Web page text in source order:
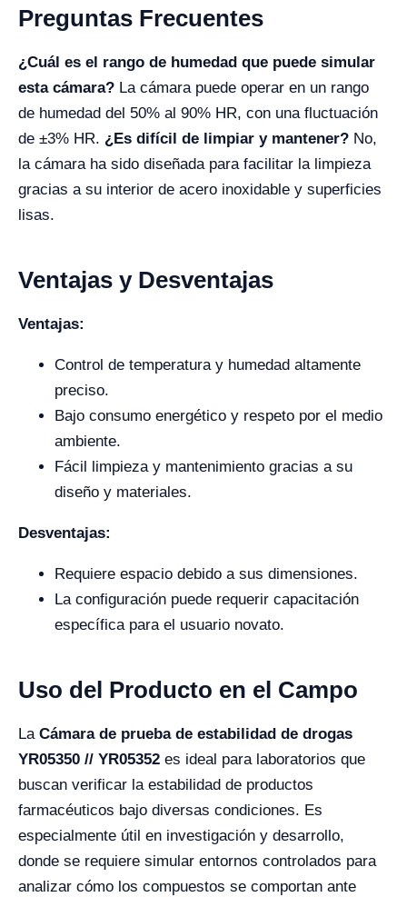
Preguntas Frecuentes
¿Cuál es el rango de humedad que puede simular
esta cámara? La cámara puede operar en un rango
de humedad del 50% al 90% HR, con una fluctuación
de ±3% HR. ¿Es difícil de limpiar y mantener? No,
la cámara ha sido diseñada para facilitar la limpieza
gracias a su interior de acero inoxidable y superficies
lisas.
Ventajas y Desventajas
Ventajas:
Control de temperatura y humedad altamente
preciso.
Bajo consumo energético y respeto por el medio
ambiente.
Fácil limpieza y mantenimiento gracias a su
diseño y materiales.
Desventajas:
Requiere espacio debido a sus dimensiones.
La configuración puede requerir capacitación
específica para el usuario novato.
Uso del Producto en el Campo
La Cámara de prueba de estabilidad de drogas
YR05350 // YR05352 es ideal para laboratorios que
buscan verificar la estabilidad de productos
farmacéuticos bajo diversas condiciones. Es
especialmente útil en investigación y desarrollo,
donde se requiere simular entornos controlados para
analizar cómo los compuestos se comportan ante